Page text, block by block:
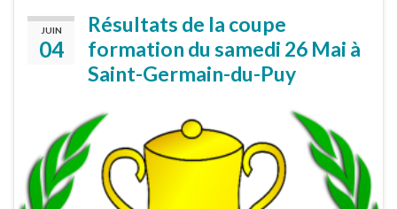
JUIN
04
Résultats de la coupe
formation du samedi 26 Mai à
Saint-Germain-du-Puy